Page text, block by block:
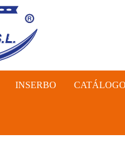
INSERBO